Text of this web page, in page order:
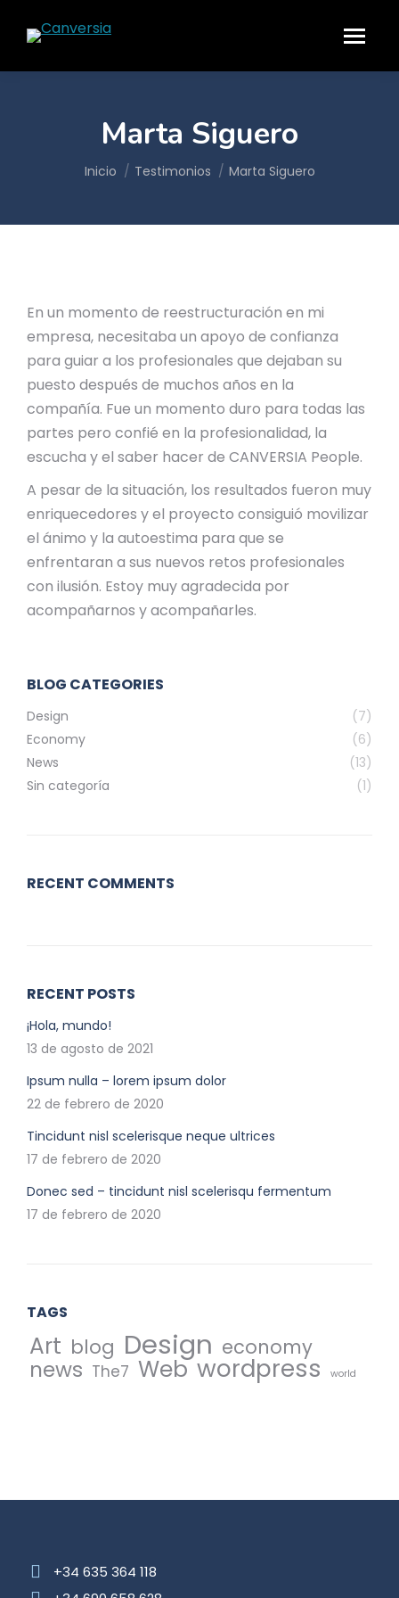
Marta Siguero
Estás aquí:
Inicio Testimonios Marta Siguero
En un momento de reestructuración en mi
empresa, necesitaba un apoyo de confianza
para guiar a los profesionales que dejaban su
puesto después de muchos años en la
compañía. Fue un momento duro para todas las
partes pero confié en la profesionalidad, la
escucha y el saber hacer de CANVERSIA People.
A pesar de la situación, los resultados fueron muy
enriquecedores y el proyecto consiguió movilizar
el ánimo y la autoestima para que se
enfrentaran a sus nuevos retos profesionales
con ilusión. Estoy muy agradecida por
acompañarnos y acompañarles.
BLOG CATEGORIES
Design
(7)
Economy
(6)
News
(13)
Sin categoría
(1)
RECENT COMMENTS
RECENT POSTS
¡Hola, mundo!
13 de agosto de 2021
Ipsum nulla – lorem ipsum dolor
22 de febrero de 2020
Tincidunt nisl scelerisque neque ultrices
17 de febrero de 2020
Donec sed – tincidunt nisl scelerisqu fermentum
17 de febrero de 2020
TAGS
Art blog Design economy
news The7 Web wordpress world
+34 635 364 118